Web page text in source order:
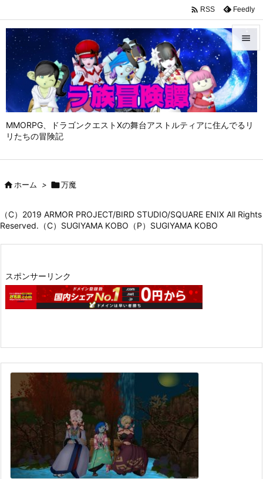
MMORPG、ドラゴンクエストⅩの舞台アストルティアに住んでるリ
リたちの冒険記


メニュ

サイド

 RSS Feedly
ホーム > 万魔
（C）2019 ARMOR PROJECT/BIRD STUDIO/SQUARE ENIX All Rights
Reserved.（C）SUGIYAMA KOBO（P）SUGIYAMA KOBO
スポンサーリンク